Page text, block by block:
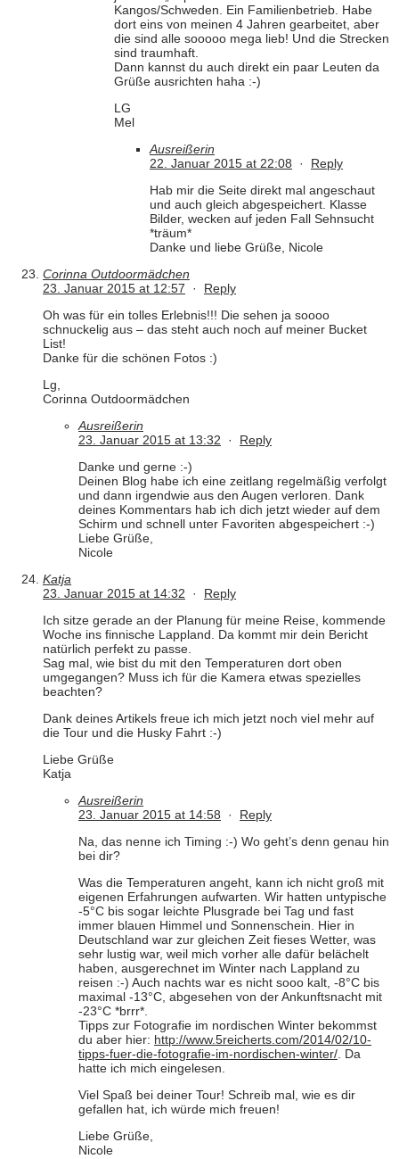
Kangos/Schweden. Ein Familienbetrieb. Habe
dort eins von meinen 4 Jahren gearbeitet, aber
die sind alle sooooo mega lieb! Und die Strecken
sind traumhaft.
Dann kannst du auch direkt ein paar Leuten da
Grüße ausrichten haha :-)
LG
Mel
Ausreißerin
22. Januar 2015 at 22:08 · Reply
Hab mir die Seite direkt mal angeschaut
und auch gleich abgespeichert. Klasse
Bilder, wecken auf jeden Fall Sehnsucht
*träum*
Danke und liebe Grüße, Nicole
Corinna Outdoormädchen
23. Januar 2015 at 12:57 · Reply
Oh was für ein tolles Erlebnis!!! Die sehen ja soooo
schnuckelig aus – das steht auch noch auf meiner Bucket
List!
Danke für die schönen Fotos :)
Lg,
Corinna Outdoormädchen
Ausreißerin
23. Januar 2015 at 13:32 · Reply
Danke und gerne :-)
Deinen Blog habe ich eine zeitlang regelmäßig verfolgt
und dann irgendwie aus den Augen verloren. Dank
deines Kommentars hab ich dich jetzt wieder auf dem
Schirm und schnell unter Favoriten abgespeichert :-)
Liebe Grüße,
Nicole
Katja
23. Januar 2015 at 14:32 · Reply
Ich sitze gerade an der Planung für meine Reise, kommende
Woche ins finnische Lappland. Da kommt mir dein Bericht
natürlich perfekt zu passe.
Sag mal, wie bist du mit den Temperaturen dort oben
umgegangen? Muss ich für die Kamera etwas spezielles
beachten?
Dank deines Artikels freue ich mich jetzt noch viel mehr auf
die Tour und die Husky Fahrt :-)
Liebe Grüße
Katja
Ausreißerin
23. Januar 2015 at 14:58 · Reply
Na, das nenne ich Timing :-) Wo geht’s denn genau hin
bei dir?
Was die Temperaturen angeht, kann ich nicht groß mit
eigenen Erfahrungen aufwarten. Wir hatten untypische
-5°C bis sogar leichte Plusgrade bei Tag und fast
immer blauen Himmel und Sonnenschein. Hier in
Deutschland war zur gleichen Zeit fieses Wetter, was
sehr lustig war, weil mich vorher alle dafür belächelt
haben, ausgerechnet im Winter nach Lappland zu
reisen :-) Auch nachts war es nicht sooo kalt, -8°C bis
maximal -13°C, abgesehen von der Ankunftsnacht mit
-23°C *brrr*.
Tipps zur Fotografie im nordischen Winter bekommst
du aber hier: http://www.5reicherts.com/2014/02/10-
tipps-fuer-die-fotografie-im-nordischen-winter/. Da
hatte ich mich eingelesen.
Viel Spaß bei deiner Tour! Schreib mal, wie es dir
gefallen hat, ich würde mich freuen!
Liebe Grüße,
Nicole